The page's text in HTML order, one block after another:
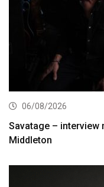
06/08/2026
Savatage – interview
Middleton